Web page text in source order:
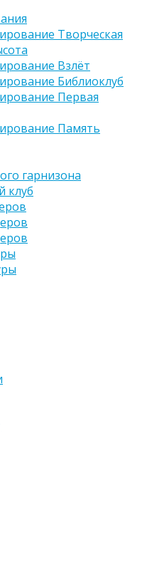
Творческая
Взлёт
Библиоклуб
Первая
Память
гарнизона
клуб